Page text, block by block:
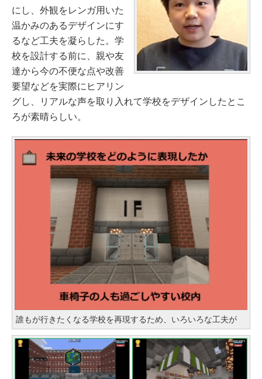
にし、外観をレンガ用いた
温かみのあるデザインにす
るなど工夫を凝らした。学
校を設計する前に、親や友
達から今の不便な点や改善
要望などを実際にヒアリン
グし、リアルな声を取り入れて学校をデザインしたとこ
ろが素晴らしい。
誰もが行きたくなる学校を再現するため、いろいろな工夫が